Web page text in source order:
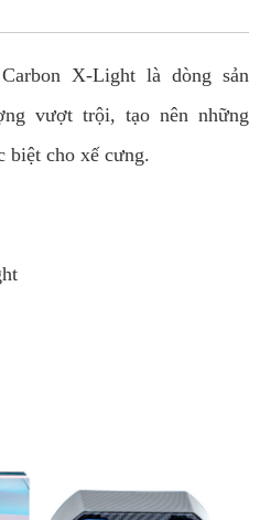
X-Light là dòng sản
vượt trội, tạo nên những
biệt cho xế cưng.